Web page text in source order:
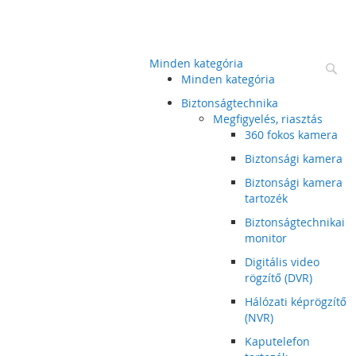
Minden kategória
Minden kategória
Biztonságtechnika
Megfigyelés, riasztás
360 fokos kamera
Biztonsági kamera
Biztonsági kamera
tartozék
Biztonságtechnikai
monitor
Digitális video
rögzítő (DVR)
Hálózati képrögzítő
(NVR)
Kaputelefon